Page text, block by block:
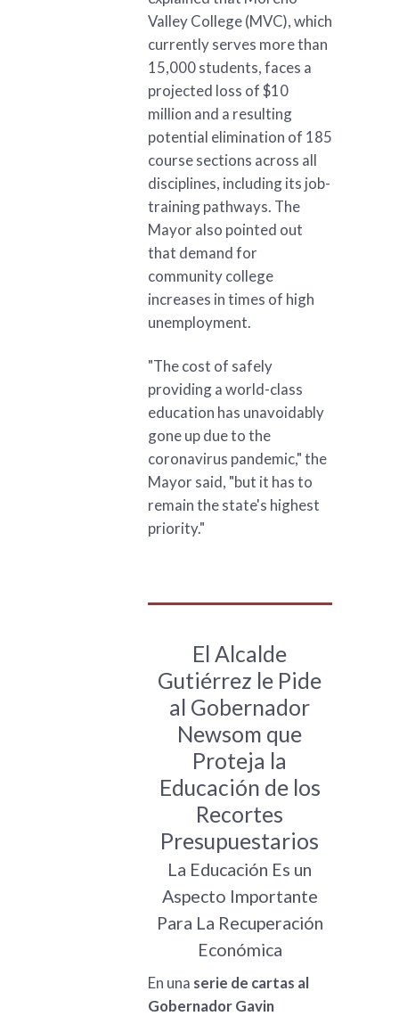
Valley College (MVC), which
currently serves more than
15,000 students, faces a
projected loss of $10
million and a resulting
potential elimination of 185
course sections across all
disciplines, including its job-
training pathways. The
Mayor also pointed out
that demand for
community college
increases in times of high
unemployment.
"The cost of safely
providing a world-class
education has unavoidably
gone up due to the
coronavirus pandemic," the
Mayor said, "but it has to
remain the state's highest
priority."
El Alcalde
Gutiérrez le Pide
al Gobernador
Newsom que
Proteja la
Educación de los
Recortes
Presupuestarios
La Educación Es un
Aspecto Importante
Para La Recuperación
Económica
En una serie de cartas al
Gobernador Gavin